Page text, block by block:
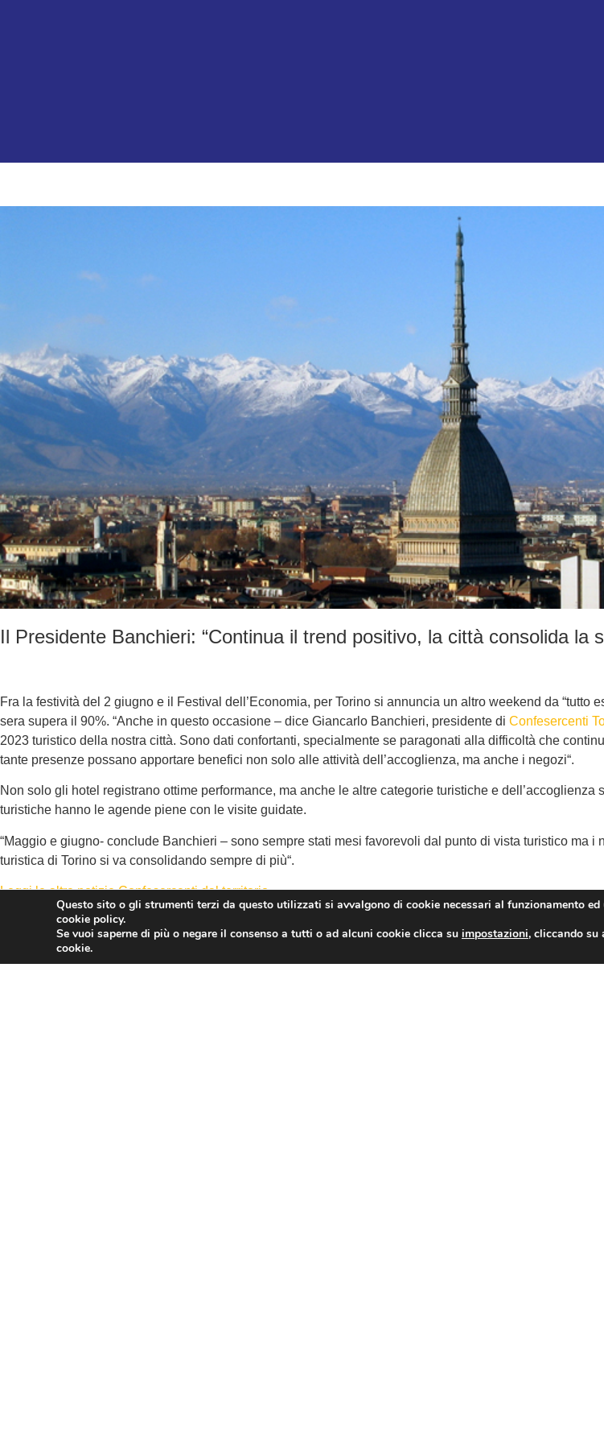
Il Presidente Banchieri: “Continua il trend positivo, la città consolida la
Fra la festività del 2 giugno e il Festival dell’Economia, per Torino si annuncia un altro weekend da “tutto
sera supera il 90%. “Anche in questo occasione – dice Giancarlo Banchieri, presidente di Confesercenti
2023 turistico della nostra città. Sono dati confortanti, specialmente se paragonati alla difficoltà che
tante presenze possano apportare benefici non solo alle attività dell’accoglienza, ma anche i negozi“.
Non solo gli hotel registrano ottime performance, ma anche le altre categorie turistiche e
turistiche hanno le agende piene con le visite guidate.
“Maggio e giugno- conclude Banchieri – sono sempre stati mesi favorevoli dal punto di vista turistico ma
turistica di Torino si va consolidando sempre di più“.
Leggi le altre notizie Confesercenti dal territorio
Confesercenti Torino: “2 giugno e Festival dell’Economia, per Torino un altro week end da
proviene daConfesercenti Nazionale.
Questo sito o gli strumenti terzi da questo utilizzati si avvalgono di cookie necessari al funzionamento
cookie policy.
Se vuoi saperne di più o negare il consenso a tutti o ad alcuni cookie clicca su impostazioni, cliccando su
cookie.